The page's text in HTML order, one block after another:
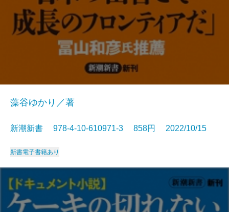
藻谷ゆかり／著
新潮新書 978-4-10-610971-3 858円 2022/10/15
新書電子書籍あり